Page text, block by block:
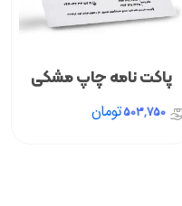
پاکت نامه چاپ مشکی
503,750تومان